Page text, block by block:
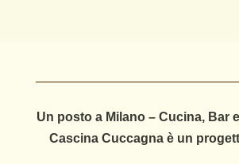
Un posto a Milano – Cucina, Bar
Cascina Cuccagna è un